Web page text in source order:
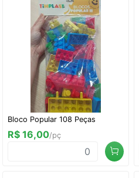
Bloco Popular 108 Peças
R$ 16,00/pç